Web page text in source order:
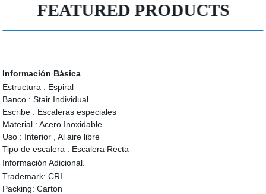
FEATURED PRODUCTS
Información Básica
Estructura : Espiral
Banco : Stair Individual
Escribe : Escaleras especiales
Material : Acero Inoxidable
Uso : Interior , Al aire libre
Tipo de escalera : Escalera Recta
Información Adicional.
Trademark: CRI
Packing: Carton